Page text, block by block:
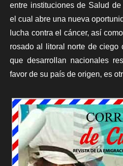
entre instituciones de Salud
el cual abre una nueva
lucha contra el cáncer, así
rosado al litoral norte de ciego
que desarrollan nacionales
favor de su país de origen, es